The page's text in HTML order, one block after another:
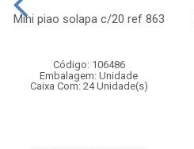
Mini piao solapa c/20 ref 863
Código: 106486
Embalagem: Unidade
Caixa Com: 24 Unidade(s)